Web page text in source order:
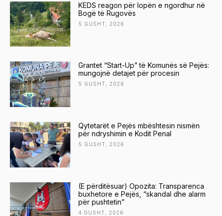
KEDS reagon për lopën e ngordhur në
Bogë të Rugovës
5 GUSHT, 2026
Grantet “Start-Up” të Komunës së Pejës:
mungojnë detajet për procesin
5 GUSHT, 2026
Qytetarët e Pejës mbështesin nismën
për ndryshimin e Kodit Penal
5 GUSHT, 2026
(E përditësuar) Opozita: Transparenca
buxhetore e Pejës, “skandal dhe alarm
për pushtetin”
4 GUSHT, 2026